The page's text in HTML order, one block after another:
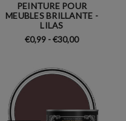
PEINTURE POUR
MEUBLES BRILLANTE -
LILAS
€0,99 - €30,00